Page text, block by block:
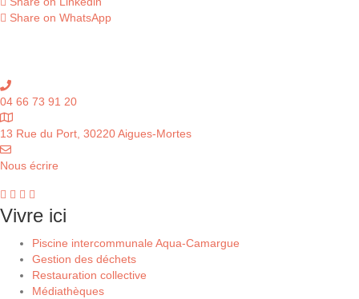
Share on WhatsApp
04 66 73 91 20
13 Rue du Port, 30220 Aigues-Mortes
Nous écrire
Vivre ici
Piscine intercommunale Aqua-Camargue
Gestion des déchets
Restauration collective
Médiathèques